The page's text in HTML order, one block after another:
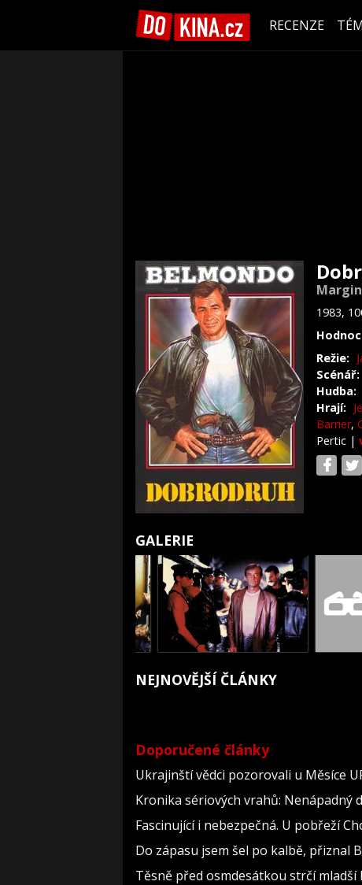
RECENZE
1983,
Režie:
Scénář:
Hudba:
Hrají:
Barrier,
Pertic |
GALERIE
NEJNOVĚJŠÍ ČLÁNKY
Doporučené články
Ukrajinští vědci pozorovali u Měsíce
Kronika sériových vrahů: Nenápadný
Fascinující i nebezpečná. U pobřeží
Do zápasu jsem šel po kalbě, přiznal
Těsně před osmdesátkou strčí